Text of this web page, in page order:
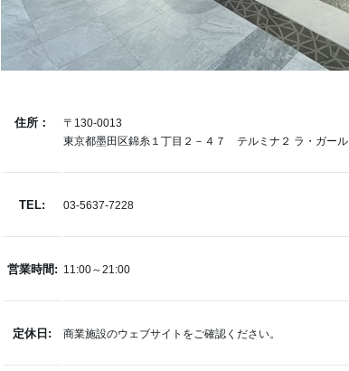
住所：
〒130-0013
東京都墨田区錦糸１丁目２－４７ テルミナ２ ラ・ガール
TEL: 03-5637-7228
営業時間: 11:00～21:00
定休日: 商業施設のウェブサイトをご確認ください。